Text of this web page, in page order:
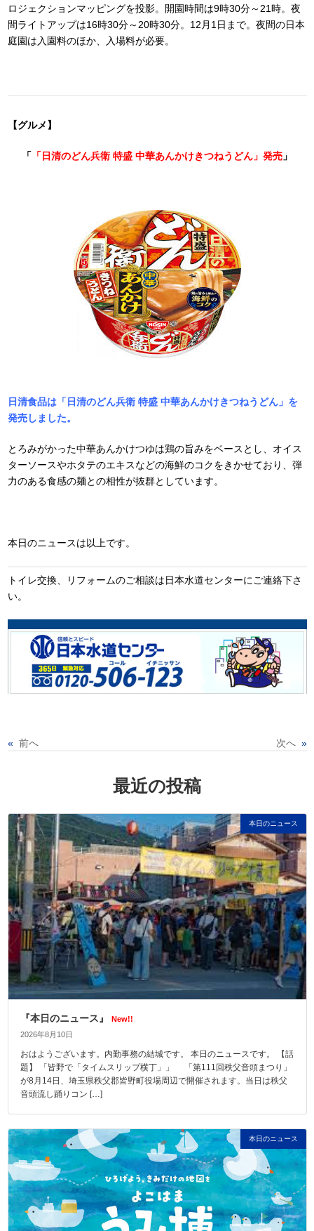
ロジェクションマッピングを投影。開園時間は9時30分～21時。夜
間ライトアップは16時30分～20時30分。12月1日まで。夜間の日本
庭園は入園料のほか、入場料が必要。
【グルメ】
「 「日清のどん兵衛 特盛 中華あんかけきつねうどん」発売 」
日清食品は「日清のどん兵衛 特盛 中華あんかけきつねうどん」を
発売しました。
とろみがかった中華あんかけつゆは鶏の旨みをベースとし、オイス
ターソースやホタテのエキスなどの海鮮のコクをきかせており、弾
力のある食感の麺との相性が抜群としています。
本日のニュースは以上です。
トイレ交換、リフォームのご相談は日本水道センターにご連絡下さ
い。
« 前へ 次へ »
最近の投稿
本日のニュース
『本日のニュース』
New!!
2026年8月10日
おはようございます。内勤事務の結城です。 本日のニュースです。 【話
題】 「皆野で「タイムスリップ横丁」」 「第111回秩父音頭まつり」
が8月14日、埼玉県秩父郡皆野町役場周辺で開催されます。当日は秩父
音頭流し踊りコン […]
本日のニュース